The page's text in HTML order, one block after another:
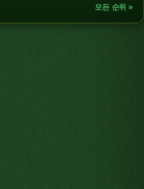
모든 순위 »